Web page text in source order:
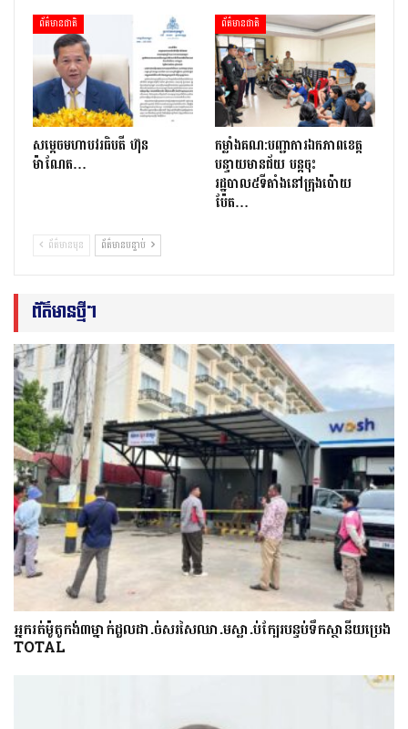
ព័ត៌មានជាតិ
សម្តេចមហាបវរធិបតី ហ៊ុន
ម៉ាណែត…
ព័ត៌មានជាតិ
កម្លាំងគណ:បញ្ជាការឯកភាពខេត្ត
បន្ទាយមានជ័យ បន្តចុះ
រដ្ឋបាល៥ទីតាំងនៅក្រុងប៉ោយ
ប៉ែត…
ព័ត៌មានមុន ព័ត៌មានបន្ទាប់
ព័ត៌មានថ្មីៗ
អ្នក​រត់​ម៉ូតូកង់៣​​ម្នាក់​ដួល​ដា.ច់​សរសៃឈា.ម​ស្លា.ប់​ក្បែរ​បន្ទប់ទឹក​ស្ថានីយ​ប្រេង
​TOTAL